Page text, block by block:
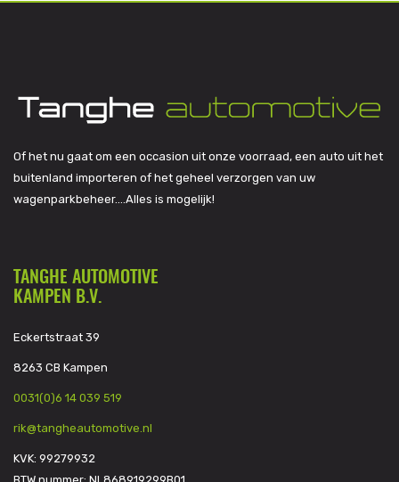
Of het nu gaat om een occasion uit onze voorraad, een auto uit het
buitenland importeren of het geheel verzorgen van uw
wagenparkbeheer….Alles is mogelijk!
TANGHE AUTOMOTIVE
KAMPEN B.V.
Eckertstraat 39
8263 CB Kampen
0031(0)6 14 039 519
rik@tangheautomotive.nl
KVK: 99279932